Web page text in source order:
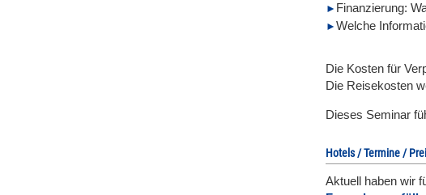
Finanzierung:
Welche
Die Kosten für
Die Reisekosten
Dieses Seminar
Hotels / Termine /
Aktuell haben wir